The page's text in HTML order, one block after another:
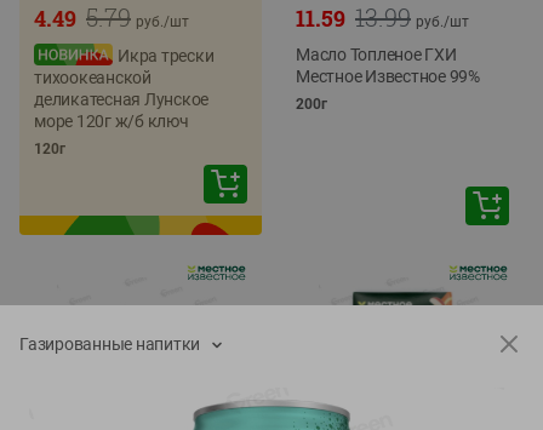
5.79
4.49 руб./шт
Икра трески
тихоокеанской
деликатесная Лунское
море 120г ж/б ключ
120г
13.99
11.59 руб./шт
Масло Топленое ГХИ
Местное Известное 99%
200г
Газированные напитки